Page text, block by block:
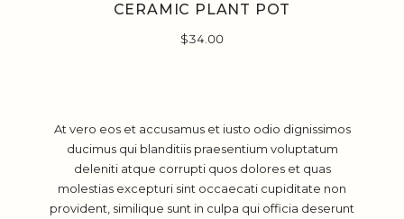
CERAMIC PLANT POT
$34.00
At vero eos et accusamus et iusto odio dignissimos
ducimus qui blanditiis praesentium voluptatum
deleniti atque corrupti quos dolores et quas
molestias excepturi sint occaecati cupiditate non
provident, similique sunt in culpa qui officia deserunt